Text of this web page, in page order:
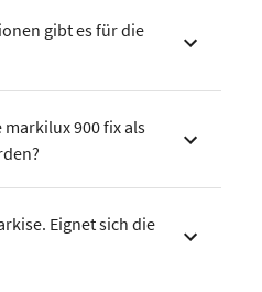
gibt es für die
900 fix als
Eignet sich die